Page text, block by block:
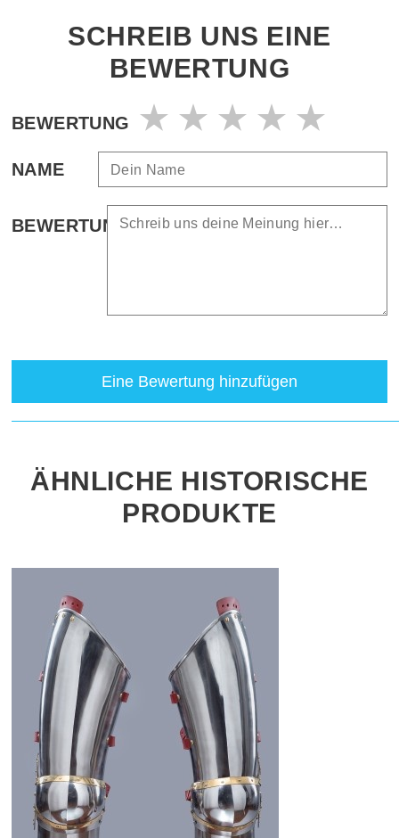
SCHREIB UNS EINE
BEWERTUNG
BEWERTUNG
NAME
BEWERTUNG
Eine Bewertung hinzufügen
ÄHNLICHE HISTORISCHE
PRODUKTE